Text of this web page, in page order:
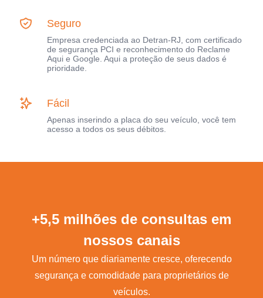
Seguro
Empresa credenciada ao Detran-RJ, com certificado
de segurança PCI e reconhecimento do Reclame
Aqui e Google. Aqui a proteção de seus dados é
prioridade.
Fácil
Apenas inserindo a placa do seu veículo, você tem
acesso a todos os seus débitos.
+5,5 milhões de consultas em
nossos canais
Um número que diariamente cresce, oferecendo
segurança e comodidade para proprietários de
veículos.